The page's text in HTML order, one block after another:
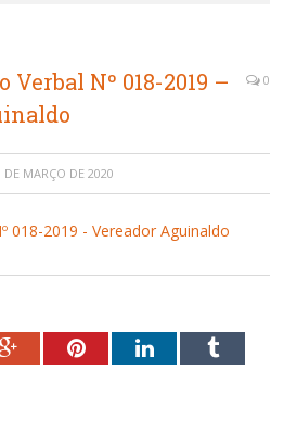
Nº 018-2019 –
0
DE MARÇO DE 2020
018-2019 - Vereador Aguinaldo
Google+PinterestLinkedInTumblr